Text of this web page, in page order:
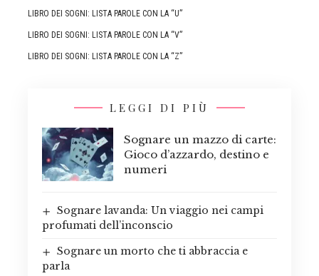
LIBRO DEI SOGNI: LISTA PAROLE CON LA “U”
LIBRO DEI SOGNI: LISTA PAROLE CON LA “V”
LIBRO DEI SOGNI: LISTA PAROLE CON LA “Z”
LEGGI DI PIÙ
Sognare un mazzo di carte:
Gioco d’azzardo, destino e
numeri
Sognare lavanda: Un viaggio nei campi
profumati dell’inconscio
Sognare un morto che ti abbraccia e
parla